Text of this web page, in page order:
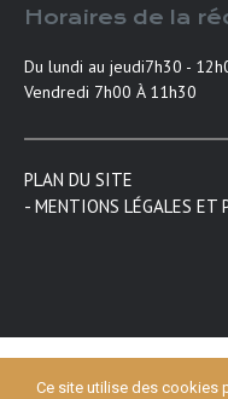
Horaires de la
Du lundi au jeudi7h30 -
Vendredi 7h00 À 11h30
PLAN DU SITE
- MENTIONS LÉGALES
Ce site utilise des cookies